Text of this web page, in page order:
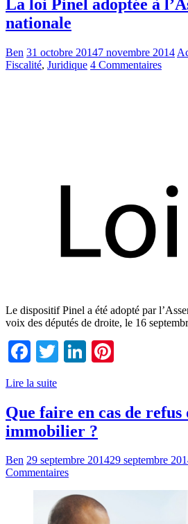
La loi Pinel adoptée à
nationale
Ben 31 octobre 20147 novembre 2014
Fiscalité, Juridique 4 Commentaires
Le dispositif Pinel a été adopté par
voix des députés de droite, le 16
Facebook
TwitterLinkedIn
Lire la suite
Que faire en cas de refus
immobilier ?
Ben 29 septembre 201429 septembre
Commentaires